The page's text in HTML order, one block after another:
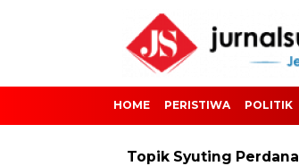
HOME PERISTIWA POLITIK
Topik Syuting Perdana